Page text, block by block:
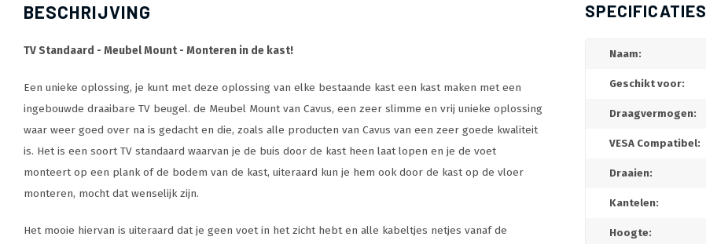
BESCHRIJVING
TV Standaard - Meubel Mount - Monteren in de kast!
Een unieke oplossing, je kunt met deze oplossing van elke bestaande kast een kast maken met een
ingebouwde draaibare TV beugel. de Meubel Mount van Cavus, een zeer slimme en vrij unieke oplossing
waar weer goed over na is gedacht en die, zoals alle producten van Cavus van een zeer goede kwaliteit
is. Het is een soort TV standaard waarvan je de buis door de kast heen laat lopen en je de voet
monteert op een plank of de bodem van de kast, uiteraard kun je hem ook door de kast op de vloer
monteren, mocht dat wenselijk zijn.
Het mooie hiervan is uiteraard dat je geen voet in het zicht hebt en alle kabeltjes netjes vanaf de
SPECIFICATIES
Naam:
Geschikt voor:
Draagvermogen:
VESA Compatibel:
Draaien:
Kantelen:
Hoogte: